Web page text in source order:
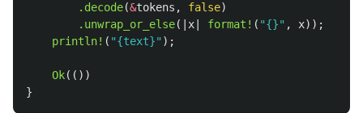
.decode(&tokens , false)
.unwrap_or_else(| x format! ( "{}" , x));
println! ( "{text}" );
Ok(())
}